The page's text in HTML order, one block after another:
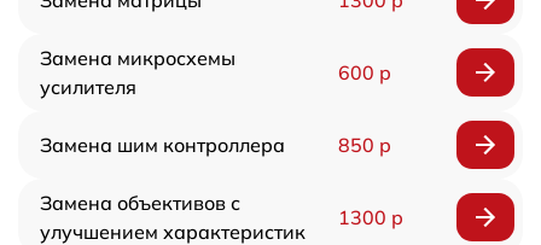
Замена микросхемы
усилителя
600 р
Замена шим контроллера 850 р
Замена объективов с
улучшением характеристик
1300 р